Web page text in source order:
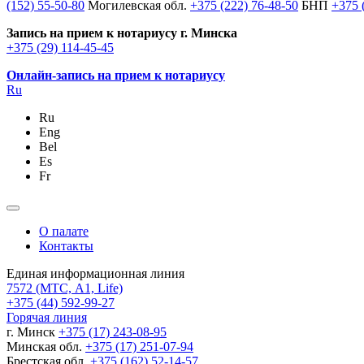
(152) 55-50-80 Могилевская обл. +375 (222) 76-48-50 БНП +375
Запись на прием к нотариусу г. Минска
+375 (29) 114-45-45
Онлайн-запись на прием к нотариусу
Ru
Ru
Eng
Bel
Es
Fr
О палате
Контакты
Единая информационная линия
7572 (МТС, A1, Life)
+375 (44) 592-99-27
Горячая линия
г. Минск +375 (17) 243-08-95
Минская обл. +375 (17) 251-07-94
Брестская обл. +375 (162) 52-14-57